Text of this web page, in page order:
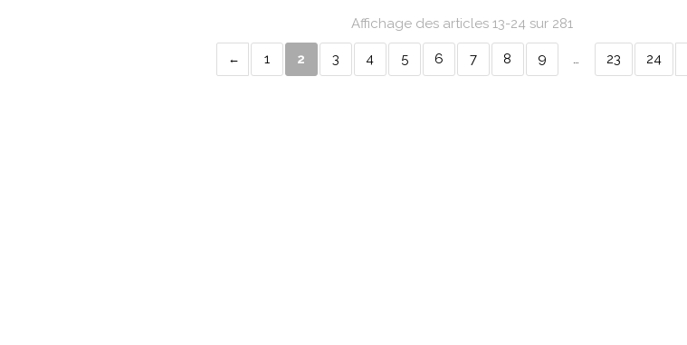
Affichage des articles 13-24 sur 281
1 2 3 4 5 6 7 8 9 … 23 24